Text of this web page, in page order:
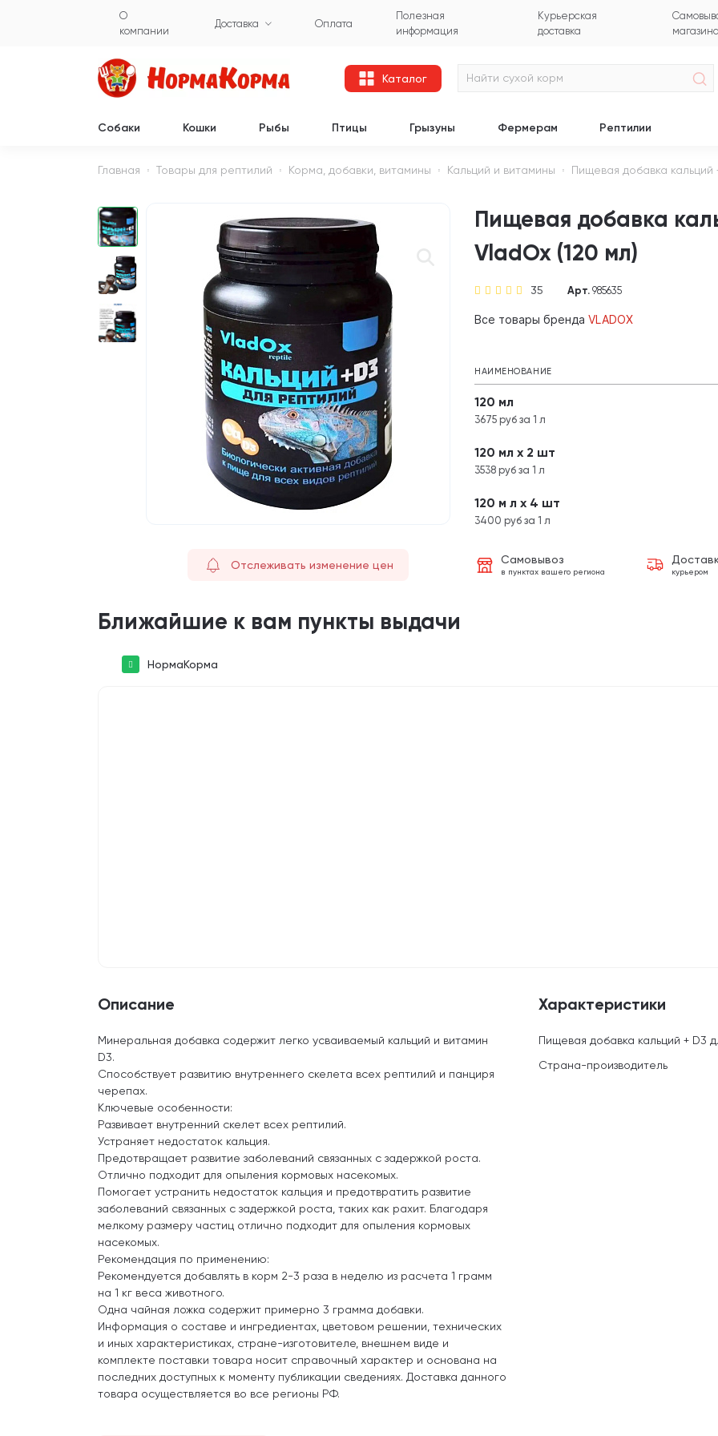
О
компании
Доставка Оплата
Полезная
информация
Курьерская
доставка
Каталог
Собаки Кошки Рыбы Птицы Грызуны Фермерам Рептилии
Главная Товары для рептилий Корма, добавки, витамины Кальций и витамины Пищевая добавка кальций
Отслеживать изменение цен
Пищевая добавка
VladOx (120 мл)
35 Арт. 985635
Все товары бренда VLADOX
НАИМЕНОВАНИЕ
120 мл
3675 руб за 1 л
120 мл х 2 шт
3538 руб за 1 л
120 м л х 4 шт
3400 руб за 1 л
Самовывоз
в пунктах вашего региона курьером
Ближайшие к вам пункты выдачи
НормаКорма
Описание
Минеральная добавка содержит легко усваиваемый кальций и витамин
D3.
Способствует развитию внутреннего скелета всех рептилий и панциря
черепах.
Ключевые особенности:
Развивает внутренний скелет всех рептилий.
Устраняет недостаток кальция.
Предотвращает развитие заболеваний связанных с задержкой роста.
Отлично подходит для опыления кормовых насекомых.
Помогает устранить недостаток кальция и предотвратить развитие
заболеваний связанных с задержкой роста, таких как рахит. Благодаря
мелкому размеру частиц отлично подходит для опыления кормовых
насекомых.
Рекомендация по применению:
Рекомендуется добавлять в корм 2-3 раза в неделю из расчета 1 грамм
на 1 кг веса животного.
Одна чайная ложка содержит примерно 3 грамма добавки.
Информация о составе и ингредиентах, цветовом решении, технических
и иных характеристиках, стране-изготовителе, внешнем виде и
комплекте поставки товара носит справочный характер и основана на
последних доступных к моменту публикации сведениях. Доставка данного
товара осуществляется во все регионы РФ.
Характеристики
Пищевая добавка кальций + D3
Страна-производитель